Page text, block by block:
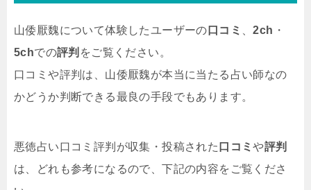
山倭厭魏について体験したユーザーの 口コミ 、2ch ・
5chでの評判 をご覧ください。
口コミや評判は、山倭厭魏が本当に当たる占い師なの
かどうか判断できる最良の手段でもあります。
悪徳占い口コミ評判が収集・投稿された 口コミや評判
は、どれも参考になるので、下記の内容をご覧くださ